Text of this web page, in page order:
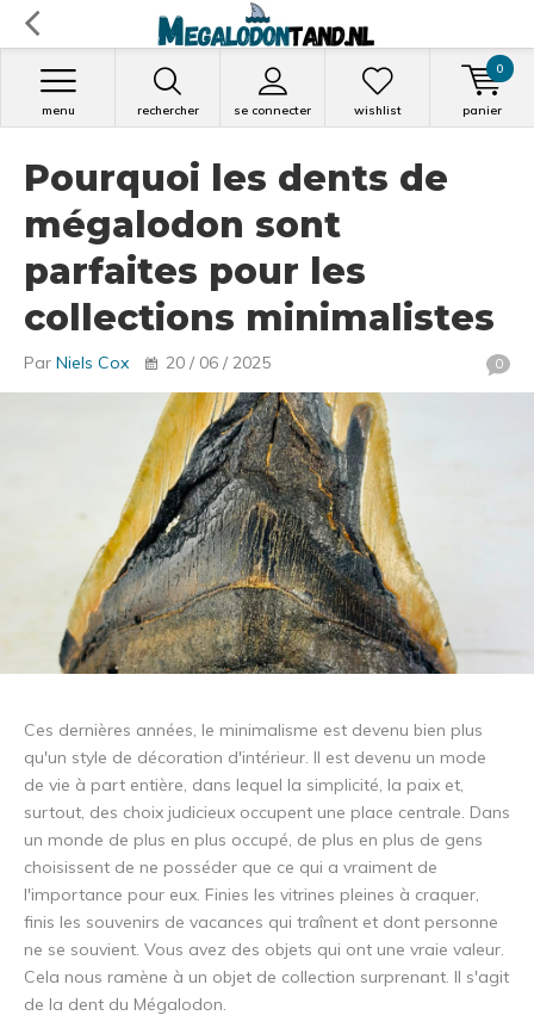
rechercher se connecter
menu wishlist panier
0
Pourquoi les dents de
mégalodon sont
parfaites pour les
collections minimalistes
Par Niels Cox 20 / 06 / 2025 0
Ces dernières années, le minimalisme est devenu bien plus
qu'un style de décoration d'intérieur. Il est devenu un mode
de vie à part entière, dans lequel la simplicité, la paix et,
surtout, des choix judicieux occupent une place centrale. Dans
un monde de plus en plus occupé, de plus en plus de gens
choisissent de ne posséder que ce qui a vraiment de
l'importance pour eux. Finies les vitrines pleines à craquer,
finis les souvenirs de vacances qui traînent et dont personne
ne se souvient. Vous avez des objets qui ont une vraie valeur.
Cela nous ramène à un objet de collection surprenant. Il s'agit
de la dent du Mégalodon.